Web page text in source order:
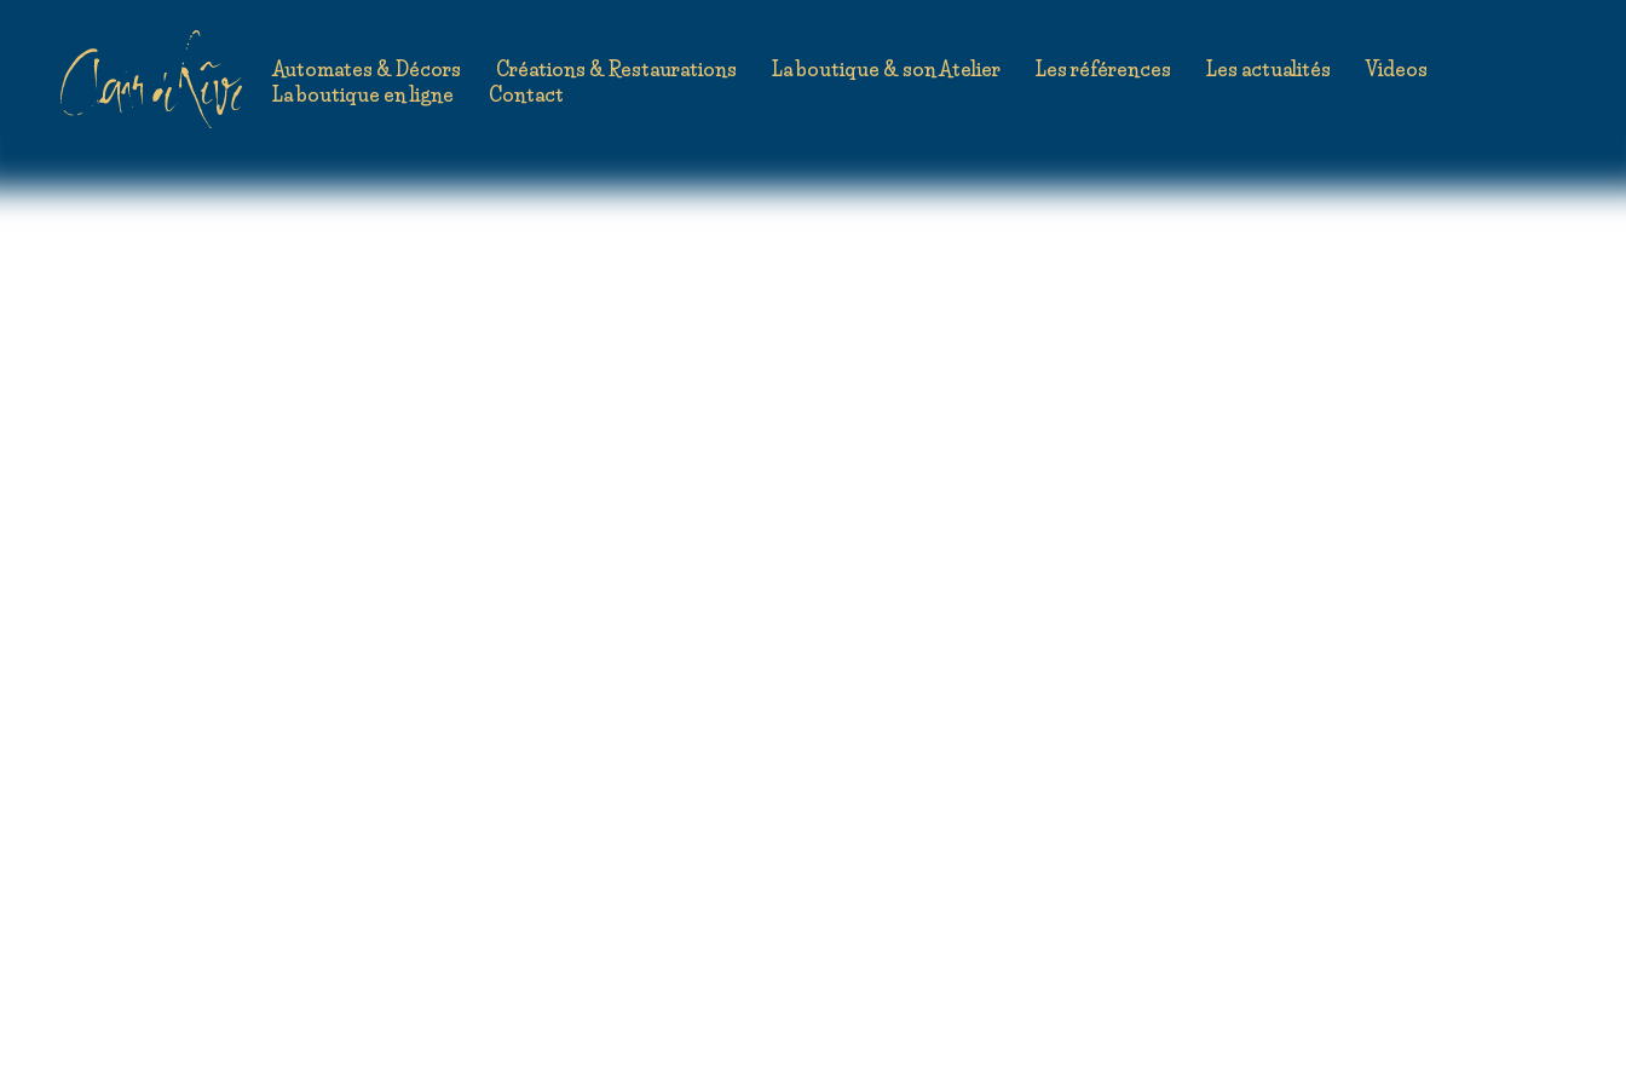
Automates & Décors Créations & Restaurations La boutique & son Atelier Les références Les actualités
Videos
La boutique en ligne
Contact
Mentions légales Politique de confidentialité Une création asticonet.com — Tous droits réservés ©2021